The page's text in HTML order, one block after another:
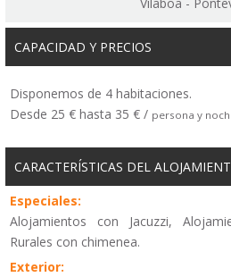
CAPACIDAD Y PRECIOS
Disponemos de 4 habitaciones.
Desde 25 € hasta 35 € / persona y
CARACTERÍSTICAS DEL
Especiales:
Alojamientos con Jacuzzi,
Rurales con chimenea.
Exterior: